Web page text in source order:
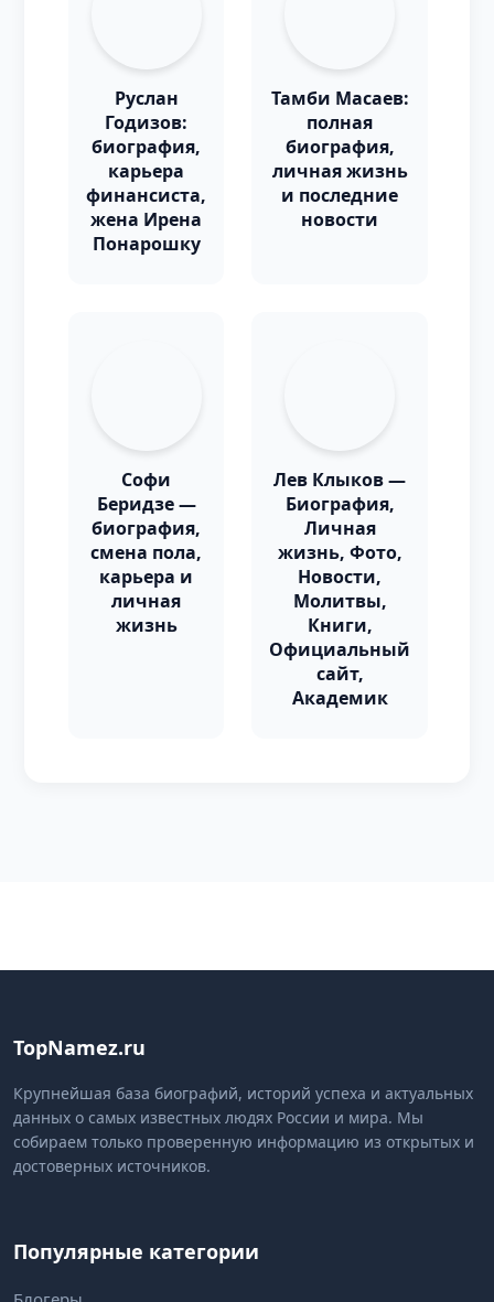
Руслан
Годизов:
биография,
карьера
финансиста,
жена Ирена
Понарошку
Тамби Масаев:
полная
биография,
личная жизнь
и последние
новости
Софи
Беридзе —
биография,
смена пола,
карьера и
личная
жизнь
Лев Клыков —
Биография,
Личная
жизнь, Фото,
Новости,
Молитвы,
Книги,
Официальный
сайт,
Академик
TopNamez.ru
Крупнейшая база биографий, историй успеха и актуальных
данных о самых известных людях России и мира. Мы
собираем только проверенную информацию из открытых и
достоверных источников.
Популярные категории